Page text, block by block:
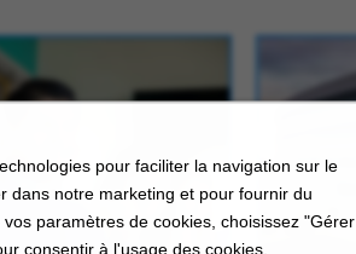
pour faciliter la navigation sur le
dans notre marketing et pour fournir du
paramètres de cookies, choisissez "Gérer
consentir à l'usage des cookies.